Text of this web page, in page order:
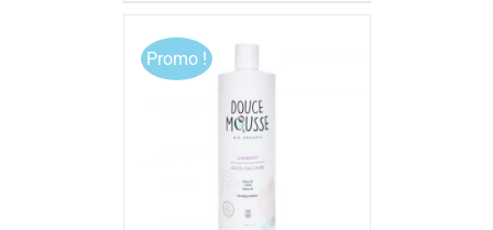
Promo !